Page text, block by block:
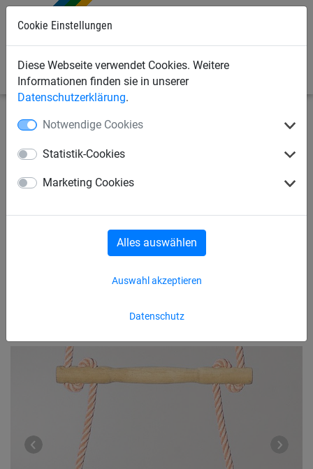
Cookie Einstellungen
Diese Webseite verwendet Cookies. Weitere
Informationen finden sie in unserer
Datenschutzerklärung.
Notwendige Cookies
Statistik-Cookies
Marketing Cookies
Datenschutz
Auswahl akzeptieren
Alles auswählen
Seilspielgeräte
Kletternetze, Strickleitern + Taue
PP-Strickleiter mit
Akazienholzsprossen